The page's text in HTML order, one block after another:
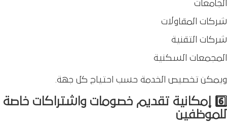
الجامعات
شركات المقاولات
شركات التقنية
المجمعات السكنية
ويمكن تخصيص الخدمة حسب احتياج كل جهة.
6️⃣ إمكانية تقديم خصومات واشتراكات خاصة
للموظفين